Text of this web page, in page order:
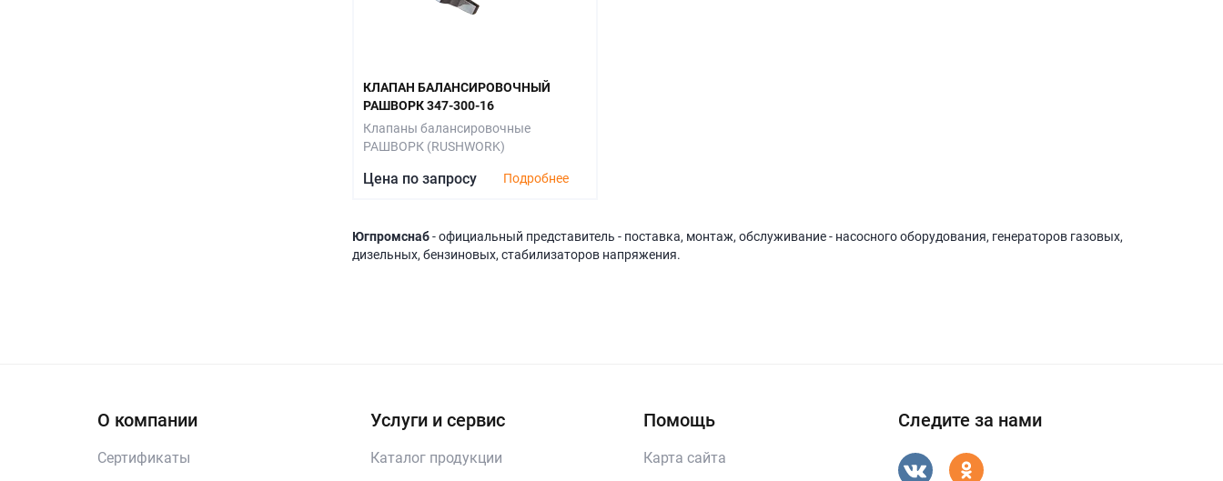
КЛАПАН БАЛАНСИРОВОЧНЫЙ
РАШВОРК 347-300-16
Клапаны балансировочные
РАШВОРК (RUSHWORK)
Цена по запросу Подробнее
Югпромснаб- официальный представитель - поставка, монтаж, обслуживание - насосного оборудования, генераторов газовых,
дизельных, бензиновых, стабилизаторов напряжения.
О компании
Сертификаты
Услуги и сервис
Каталог продукции
Помощь
Карта сайта
Следите за нами